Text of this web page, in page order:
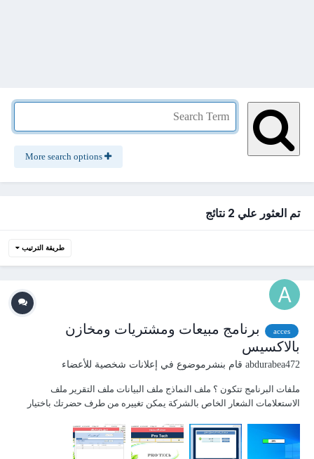
تم العثور علي 2 نتائج
طريقة الترتيب
acces
برنامج مبيعات ومشتريات ومخازن
بالاكسيس
abdurabea472 قام بنشرموضوع في إعلانات شخصية للأعضاء
‏ملفات البرنامج تتكون ؟ ملف النماذج ملف البيانات ملف التقرير ملف
الاستعلامات الشعار الخاص بالشركة يمكن تغييره من طرف حضرتك باختيار
لديك اكثر من شرك...